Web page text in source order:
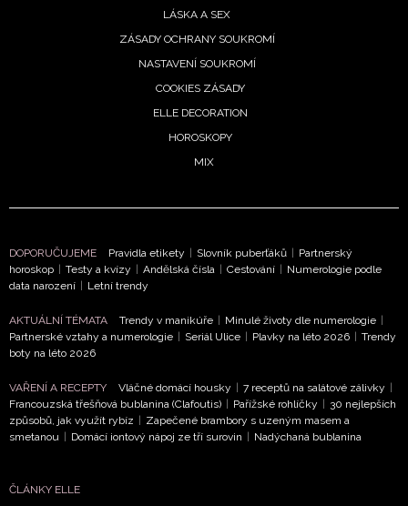
LÁSKA A SEX
ZÁSADY OCHRANY SOUKROMÍ
NASTAVENÍ SOUKROMÍ
COOKIES ZÁSADY
ELLE DECORATION
HOROSKOPY
MIX
DOPORUČUJEME Pravidla etikety | Slovník puberťáků | Partnerský
horoskop | Testy a kvízy | Andělská čísla | Cestování | Numerologie podle
data narození | Letní trendy
AKTUÁLNÍ TÉMATA Trendy v manikúře | Minulé životy dle numerologie |
Partnerské vztahy a numerologie | Seriál Ulice | Plavky na léto 2026 | Trendy
boty na léto 2026
VAŘENÍ A RECEPTY Vláčné domácí housky | 7 receptů na salátové zálivky |
Francouzská třešňová bublanina (Clafoutis) | Pařížské rohlíčky | 30 nejlepších
způsobů, jak využít rybíz | Zapečené brambory s uzeným masem a
smetanou | Domácí iontový nápoj ze tří surovin | Nadýchaná bublanina
ČLÁNKY ELLE